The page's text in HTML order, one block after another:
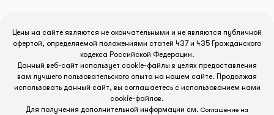
Цены на сайте являются не окончательными и не являются публичной
офертой, определяемой положениями статей 437 и 435 Гражданского
кодекса Российской Федерации.
Данный веб-сайт использует cookie-файлы в целях предоставления
вам лучшего пользовательского опыта на нашем сайте. Продолжая
использовать данный сайт, вы соглашаетесь с использованием нами
cookie-файлов.
Для получения дополнительной информации см. Соглашение на